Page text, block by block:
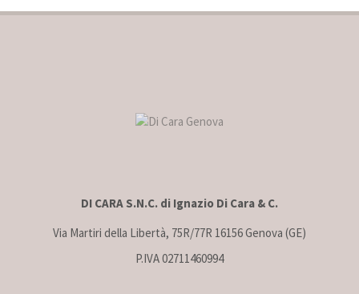
DI CARA S.N.C. di Ignazio Di Cara & C.
Via Martiri della Libertà, 75R/77R 16156 Genova (GE)
P.IVA 02711460994